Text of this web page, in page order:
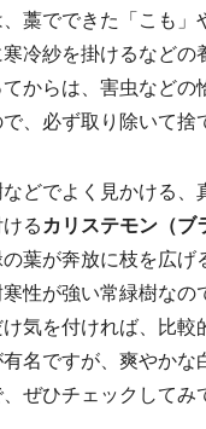
藁でできた「こも」
冷紗を掛けるなどの
からは、害虫などの
、必ず取り除いて捨
どでよく見かける、
るカリステモン（ブ
葉が奔放に枝を広げ
性が強い常緑樹なの
気を付ければ、比較
名ですが、爽やかな
ぜひチェックしてみ